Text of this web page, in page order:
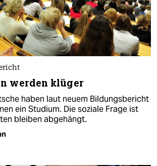
werden klüger
haben laut neuem Bildungsbericht
ein Studium. Die soziale Frage ist
bleiben abgehängt.